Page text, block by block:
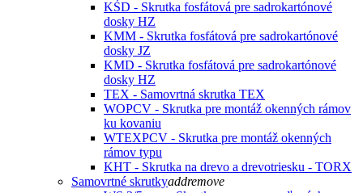
KŚD - Skrutka fosfátová pre sadrokartónové
dosky HZ
KMM - Skrutka fosfátová pre sadrokartónové
dosky JZ
KMD - Skrutka fosfátová pre sadrokartónové
dosky HZ
TEX - Samovrtná skrutka TEX
WOPCV - Skrutka pre montáž okenných rámov
ku kovaniu
WTEXPCV - Skrutka pre montáž okenných
rámov typu
KHT - Skrutka na drevo a drevotriesku - TORX
Samovrtné skrutkyaddremove